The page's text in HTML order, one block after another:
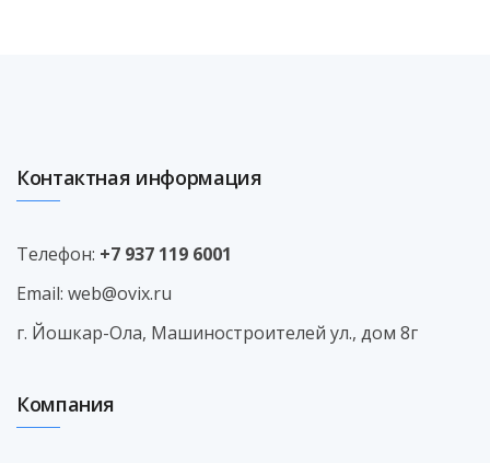
Контактная информация
Телефон: +7 937 119 6001
Email: web@ovix.ru
г. Йошкар-Ола, Машиностроителей ул., дом 8г
Компания